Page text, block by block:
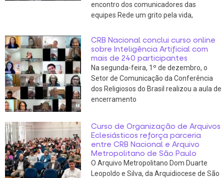
encontro dos comunicadores das
equipes Rede um grito pela vida,
CRB Nacional conclui curso online
sobre Inteligência Artificial com
mais de 240 participantes
Na segunda-feira, 1º de dezembro, o
Setor de Comunicação da Conferência
dos Religiosos do Brasil realizou a aula de
encerramento
Curso de Organização de Arquivos
Eclesiásticos reforça parceria
entre CRB Nacional e Arquivo
Metropolitano de São Paulo
O Arquivo Metropolitano Dom Duarte
Leopoldo e Silva, da Arquidiocese de São